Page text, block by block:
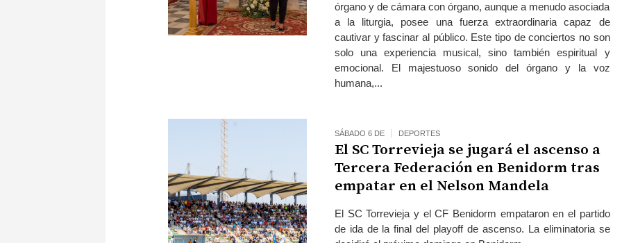
órgano y de cámara con órgano, aunque a menudo asociada
a la liturgia, posee una fuerza extraordinaria capaz de
cautivar y fascinar al público. Este tipo de conciertos no son
solo una experiencia musical, sino también espiritual y
emocional. El majestuoso sonido del órgano y la voz
humana,...
SÁBADO 6 DE DEPORTES
El SC Torrevieja se jugará el ascenso a
Tercera Federación en Benidorm tras
empatar en el Nelson Mandela
El SC Torrevieja y el CF Benidorm empataron en el partido
de ida de la final del playoff de ascenso. La eliminatoria se